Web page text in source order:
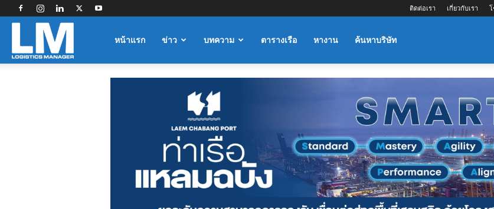
ติดต่อเรา เกี่ยวกับเรา
Logisticsหน้าแรก ข่าว บทความ ตารางเรือ หางาน ค้นหาบริษัท